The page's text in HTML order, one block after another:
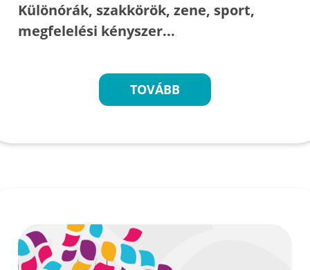
Különórák, szakkörök, zene, sport,
megfelelési kényszer...
TOVÁBB